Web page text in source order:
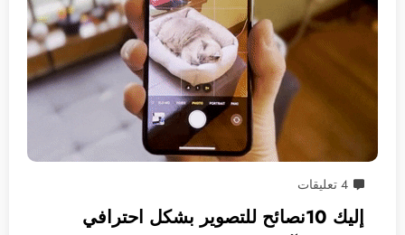
4 تعليقات
إليك 10نصائح للتصوير بشكل احترافي